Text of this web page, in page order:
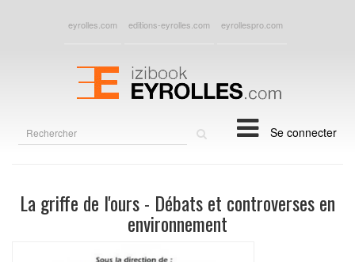
eyrolles.com editions-eyrolles.com eyrollespro.com
Se connecter
La griffe de l'ours - Débats et controverses en
environnement